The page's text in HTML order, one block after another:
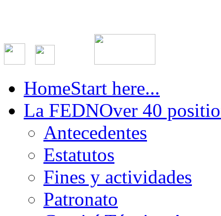
HomeStart here...
La FEDNOver 40
Antecedentes
Estatutos
Fines y actividades
Patronato